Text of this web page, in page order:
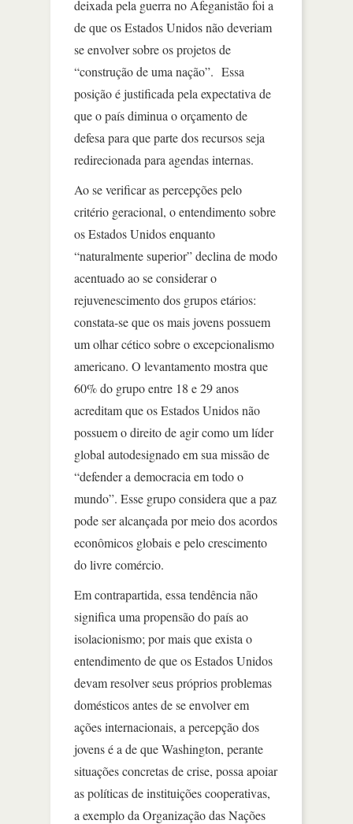
deixada pela guerra no Afeganistão foi a
de que os Estados Unidos não deveriam
se envolver sobre os projetos de
“construção de uma nação”. Essa
posição é justificada pela expectativa de
que o país diminua o orçamento de
defesa para que parte dos recursos seja
redirecionada para agendas internas.
Ao se verificar as percepções pelo
critério geracional, o entendimento sobre
os Estados Unidos enquanto
“naturalmente superior” declina de modo
acentuado ao se considerar o
rejuvenescimento dos grupos etários:
constata-se que os mais jovens possuem
um olhar cético sobre o excepcionalismo
americano. O levantamento mostra que
60% do grupo entre 18 e 29 anos
acreditam que os Estados Unidos não
possuem o direito de agir como um líder
global autodesignado em sua missão de
“defender a democracia em todo o
mundo”. Esse grupo considera que a paz
pode ser alcançada por meio dos acordos
econômicos globais e pelo crescimento
do livre comércio.
Em contrapartida, essa tendência não
significa uma propensão do país ao
isolacionismo; por mais que exista o
entendimento de que os Estados Unidos
devam resolver seus próprios problemas
domésticos antes de se envolver em
ações internacionais, a percepção dos
jovens é a de que Washington, perante
situações concretas de crise, possa apoiar
as políticas de instituições cooperativas,
a exemplo da Organização das Nações